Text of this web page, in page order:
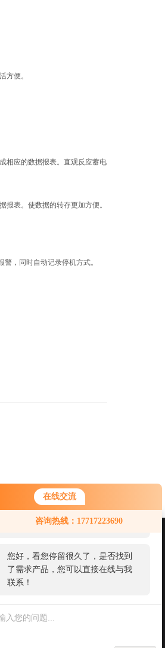
在线交流
咨询热线：17717223690
您好！欢迎前来咨询，很高兴为您
服务，请问您要咨询什么问题呢？
您好，看您停留很久了，是否找到
了需求产品，您可以直接在线与我
联系！
方便。
相应的数据报表。直观反应蓄电
表。使数据的转存更加方便。
，同时自动记录停机方式。